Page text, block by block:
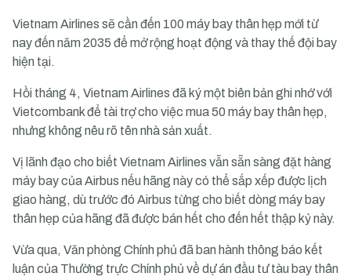
Vietnam Airlines sẽ cần đến 100 máy bay thân hẹp mới từ
nay đến năm 2035 để mở rộng hoạt động và thay thế đội bay
hiện tại.
Hồi tháng 4, Vietnam Airlines đã ký một biên bản ghi nhớ với
Vietcombank để tài trợ cho việc mua 50 máy bay thân hẹp,
nhưng không nêu rõ tên nhà sản xuất.
Vị lãnh đạo cho biết Vietnam Airlines vẫn sẵn sàng đặt hàng
máy bay của Airbus nếu hãng này có thể sắp xếp được lịch
giao hàng, dù trước đó Airbus từng cho biết dòng máy bay
thân hẹp của hãng đã được bán hết cho đến hết thập kỷ này.
Vừa qua, Văn phòng Chính phủ đã ban hành thông báo kết
luận của Thường trực Chính phủ về dự án đầu tư tàu bay thân